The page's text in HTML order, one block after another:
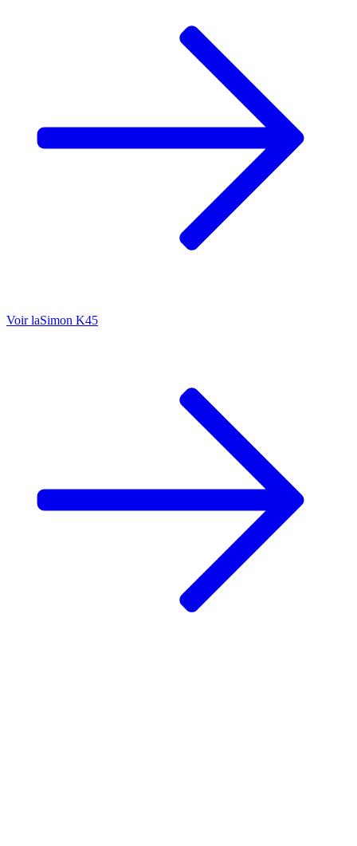
Voir laSimon K45